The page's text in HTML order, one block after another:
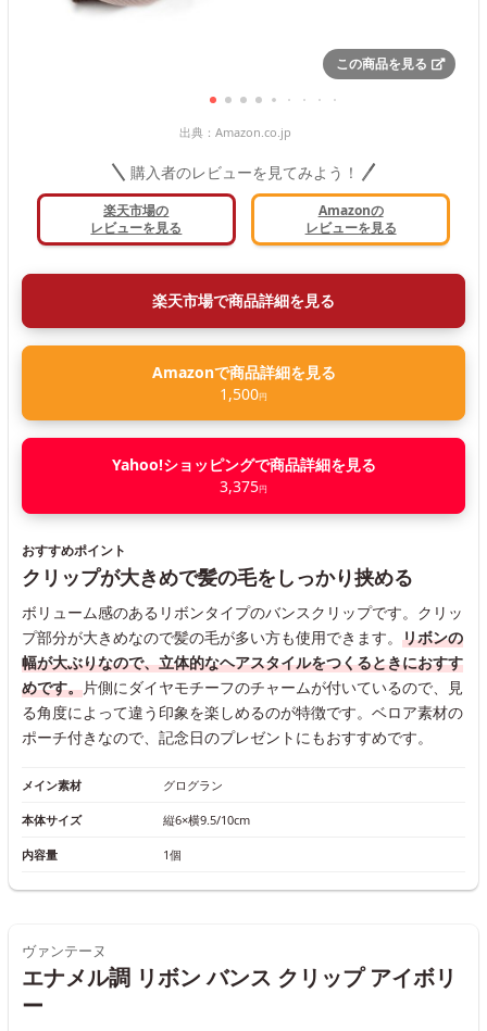
この商品を見る
出典： Amazon.co.jp
購入者のレビューを見てみよう！
楽天市場の
レビューを見る
Amazonの
レビューを見る
楽天市場で商品詳細を見る
Amazonで商品詳細を見る
1,500円
Yahoo!ショッピングで商品詳細を見る
3,375円
おすすめポイント
クリップが大きめで髪の毛をしっかり挟める
ボリューム感のあるリボンタイプのバンスクリップです。クリッ
プ部分が大きめなので髪の毛が多い方も使用できます。 リボンの
幅が大ぶりなので、立体的なヘアスタイルをつくるときにおすす
めです。片側にダイヤモチーフのチャームが付いているので、見
る角度によって違う印象を楽しめるのが特徴です。ベロア素材の
ポーチ付きなので、記念日のプレゼントにもおすすめです。
メイン素材 グログラン
本体サイズ 縦6×横9.5/10cm
内容量 1個
ヴァンテーヌ
エナメル調 リボン バンス クリップ アイボリ
ー